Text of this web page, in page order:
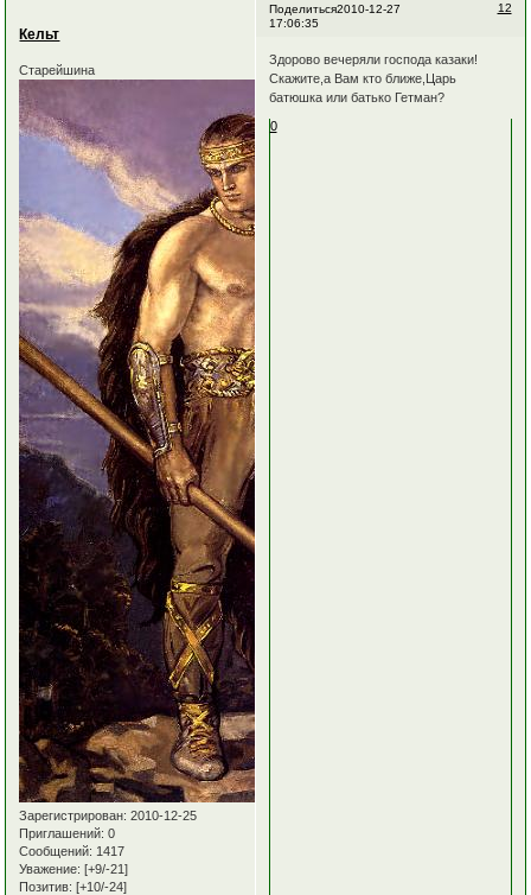
Поделиться 12
2010-12-27
17:06:35
Кельт
Старейшина
Зарегистрирован: 2010-12-25
Приглашений: 0
Сообщений: 1417
Уважение: [+9/-21]
Позитив: [+10/-24]
Здорово вечеряли господа казаки!
Скажите,а Вам кто ближе,Царь
батюшка или батько Гетман?
0